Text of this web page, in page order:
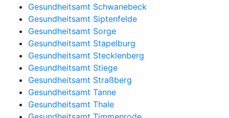
Gesundheitsamt Schwanebeck
Gesundheitsamt Siptenfelde
Gesundheitsamt Sorge
Gesundheitsamt Stapelburg
Gesundheitsamt Stecklenberg
Gesundheitsamt Stiege
Gesundheitsamt Straßberg
Gesundheitsamt Tanne
Gesundheitsamt Thale